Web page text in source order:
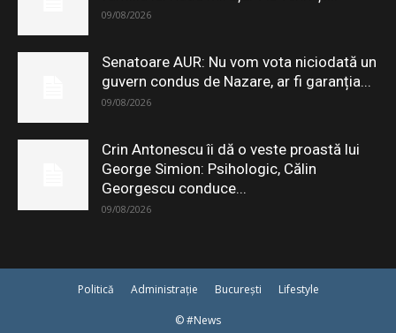
09/08/2026
Senatoare AUR: Nu vom vota niciodată un
guvern condus de Nazare, ar fi garanția...
09/08/2026
Crin Antonescu îi dă o veste proastă lui
George Simion: Psihologic, Călin
Georgescu conduce...
09/08/2026
Politică Administrație București Lifestyle
© #News